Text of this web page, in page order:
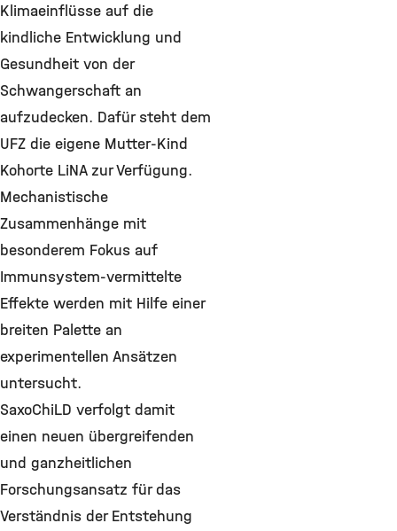
Klimaeinflüsse auf die
kindliche Entwicklung und
Gesundheit von der
Schwangerschaft an
aufzudecken. Dafür steht dem
UFZ die eigene Mutter-Kind
Kohorte LiNA zur Verfügung.
Mechanistische
Zusammenhänge mit
besonderem Fokus auf
Immunsystem-vermittelte
Effekte werden mit Hilfe einer
breiten Palette an
experimentellen Ansätzen
untersucht.
SaxoChiLD verfolgt damit
einen neuen übergreifenden
und ganzheitlichen
Forschungsansatz für das
Verständnis der Entstehung